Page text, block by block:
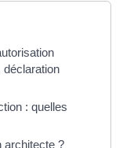
: quelles
architecte ?